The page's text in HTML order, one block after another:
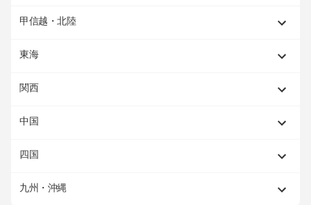
甲信越・北陸
東海
関西
中国
四国
九州・沖縄